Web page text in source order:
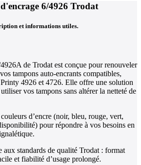
d'encrage 6/4926 Trodat
et informations utiles.
de Trodat est conçue pour renouveler
tampons auto-encrants compatibles,
4926 et 4726. Elle offre une solution
vos tampons sans altérer la netteté de
d’encre (noir, bleu, rouge, vert,
pour répondre à vos besoins en
aux standards de qualité Trodat : format
et fiabilité d’usage prolongé.